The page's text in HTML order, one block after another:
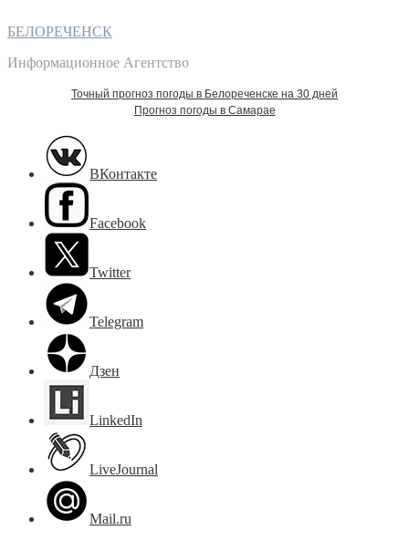
БЕЛОРЕЧЕНСК
Информационное Агентство
Точный прогноз погоды в Белореченске на 30 дней
Прогноз погоды в Самарае
ВКонтакте
Facebook
Twitter
Telegram
Дзен
LinkedIn
LiveJournal
Mail.ru